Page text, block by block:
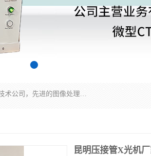
佳信电子是专门从事研发和销售X射线图像处理分析和X射线设备的高端技术公司，先进的图像处理技术帮助用户更加准确的判断图像，为科研和检测提供可靠保证，现有产品包括电力GIS探伤X射线检测系统，电力耐张线夹探伤X射线检测系统，便携式X射线，兽用图像的增强软件工具包，工业和兽用便携式DR，实验室CT，桌面CT等。
昆明压接管X光机